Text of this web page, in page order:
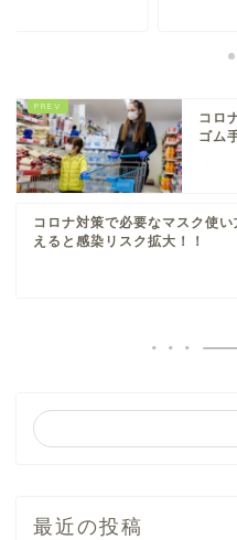
コロ
ゴム
コロナ対策で必要なマスク使い
えると感染リスク拡大！！
最近の投稿